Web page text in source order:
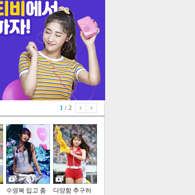
1 / 2
수영복 입고 춤
다양함 추구하